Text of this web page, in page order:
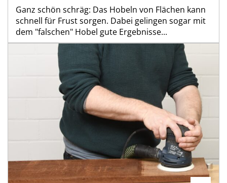
Ganz schön schräg: Das Hobeln von Flächen kann
schnell für Frust sorgen. Dabei gelingen sogar mit
dem "falschen" Hobel gute Ergebnisse...